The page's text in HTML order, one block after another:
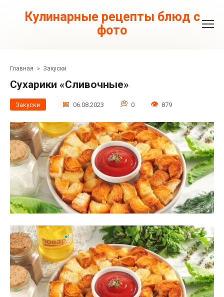
контентуКулинарные рецепты блюд с
фото
Главная » Закуски
Сухарики «Сливочные»
Закуски 06.08.2023 0 879